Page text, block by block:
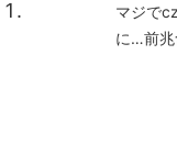
マジで
に…前兆